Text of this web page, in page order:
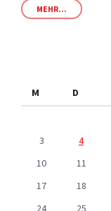
MEHR...
M
D
3
4
10
11
17
18
24
25